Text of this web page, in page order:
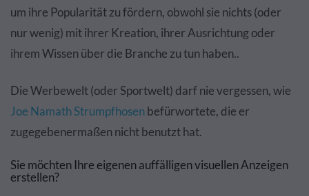
um ihre Popularität zu fördern, obwohl sie nichts (oder
nur wenig) mit ihrer Kreation, ihrer Ausrichtung oder
ihrem Wissen über die Branche zu tun haben..
Die Werbewelt (oder Sportwelt) darf nie vergessen, wie
Joe Namath Strumpfhosenbefürwortete, die er
zugegebenermaßen nicht benutzt hat.
Sie möchten Ihre eigenen auffälligen visuellen Anzeigen
erstellen?